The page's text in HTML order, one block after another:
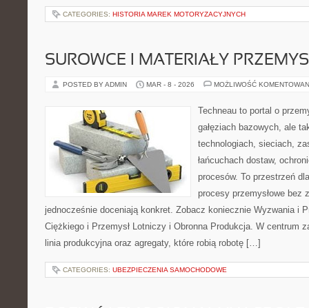
CATEGORIES: HISTORIA MAREK MOTORYZACYJNYCH
SUROWCE I MATERIAŁY
POSTED BY ADMIN MAR - 8 - 2026 MOŻLIWOŚĆ
Techneau to portal o
gałęziach bazowych, ale
technologiach, sieciach,
łańcuchach dostaw,
procesów. To przestrzeń
procesy przemysłowe bez
jednocześnie doceniają konkret. Zobacz koniecznie Wyzwania i
Ciężkiego i Przemysł Lotniczy i Obronna Produkcja. W centrum
linia produkcyjna oraz agregaty, które robią robotę […]
CATEGORIES: UBEZPIECZENIA SAMOCHODOWE